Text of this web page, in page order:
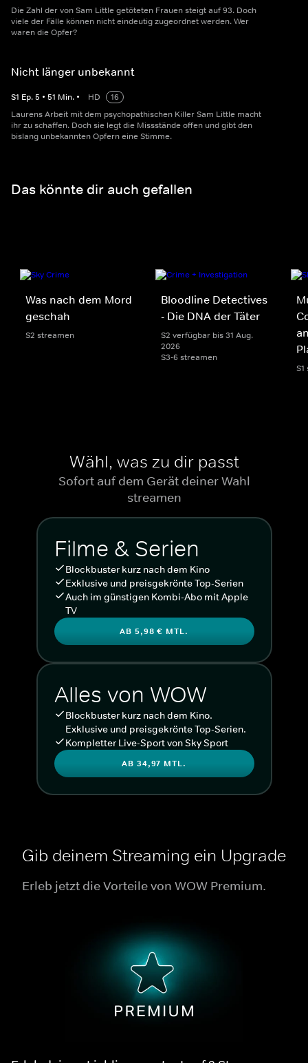
Die Zahl der von Sam Little getöteten Frauen steigt auf 93. Doch
viele der Fälle können nicht eindeutig zugeordnet werden. Wer
waren die Opfer?
Nicht länger unbekannt
S1 Ep.5 • 51 Min. • HD
16
Laurens Arbeit mit dem psychopathischen Killer Sam Little macht
ihr zu schaffen. Doch sie legt die Missstände offen und gibt den
bislang unbekannten Opfern eine Stimme.
Das könnte dir auch gefallen
Was nach dem Mord
geschah
S2 streamen
Bloodline Detectives
- Die DNA der Täter
S2 verfügbar bis 31 Aug.
2026
S3-6 streamen
Wähl, was zu dir passt
Sofort auf dem Gerät deiner Wahl
streamen
Filme & Serien
Blockbuster kurz nach dem Kino
Exklusive und preisgekrönte Top-Serien
Auch im günstigen Kombi-Abo mit Apple
TV
AB 5,98 € MTL.
Alles von WOW
Blockbuster kurz nach dem Kino.
Exklusive und preisgekrönte Top-Serien.
Kompletter Live-Sport von Sky Sport
AB 34,97 MTL.
Gib deinem Streaming ein Upgrade
Erleb jetzt die Vorteile von WOW Premium.